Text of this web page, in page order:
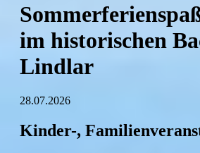
im historischen
Lindlar
28.07.2026
Kinder-,